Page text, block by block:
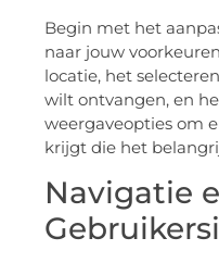
Begin met het
naar jouw
locatie, het
wilt ontvangen, en
weergaveopties om
krijgt die het
Navigatie